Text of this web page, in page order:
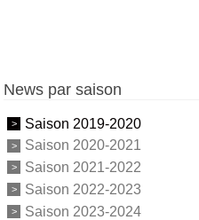
News par saison
Saison 2019-2020
Saison 2020-2021
Saison 2021-2022
Saison 2022-2023
Saison 2023-2024